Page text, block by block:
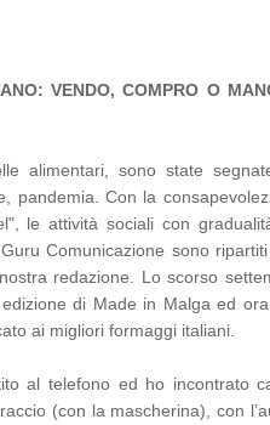
VENDO, COMPRO O
alimentari, sono state
pandemia. Con la
le attività sociali con
Comunicazione sono
redazione. Lo scorso
di Made in Malga ed
ai migliori formaggi italiani.
al telefono ed ho incontrato
(con la mascherina), con